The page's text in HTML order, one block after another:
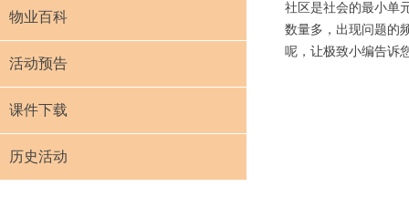
社区是社会的最小单
数量多，出现问题的
呢，让极致小编告诉
物业百科
活动预告
课件下载
历史活动